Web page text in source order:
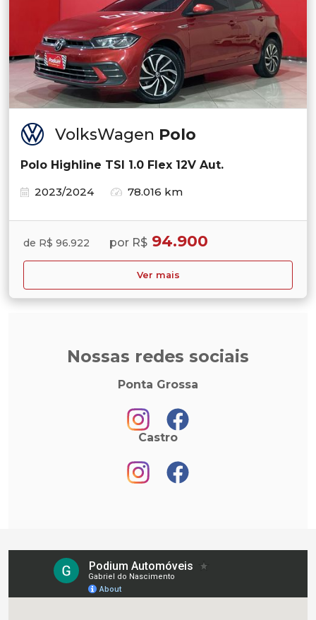
VolksWagen Polo
Polo Highline TSI 1.0 Flex 12V Aut.
2023/2024
78.016 km
de R$ 96.922 por R$ 94.900
Ver mais
Nossas redes sociais
Ponta Grossa
Castro